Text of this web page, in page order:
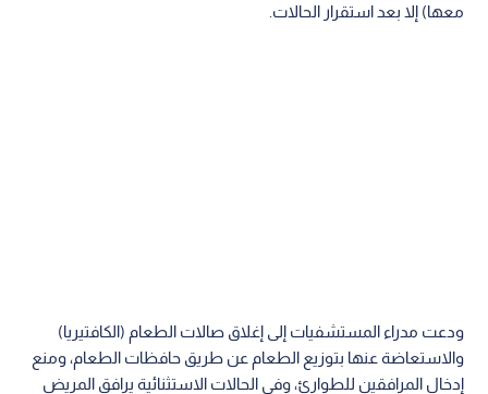
معها) إلا بعد استقرار الحالات.
ودعت مدراء المستشفيات إلى إغلاق صالات الطعام (الكافتيريا)
والاستعاضة عنها بتوزيع الطعام عن طريق حافظات الطعام، ومنع
إدخال المرافقين للطوارئ، وفي الحالات الاستثنائية يرافق المريض